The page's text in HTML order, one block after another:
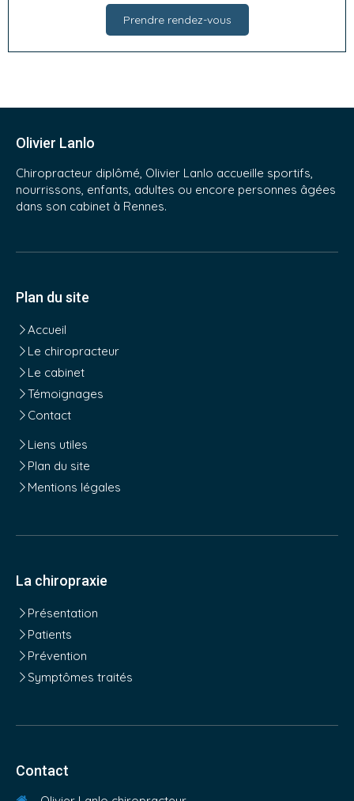
Prendre rendez-vous
Olivier Lanlo
Chiropracteur diplômé, Olivier Lanlo accueille sportifs,
nourrissons, enfants, adultes ou encore personnes âgées
dans son cabinet à Rennes.
Plan du site
Accueil
Le chiropracteur
Le cabinet
Témoignages
Contact
Liens utiles
Plan du site
Mentions légales
La chiropraxie
Présentation
Patients
Prévention
Symptômes traités
Contact